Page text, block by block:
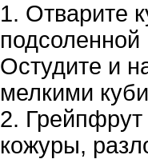
Отварите
подсоленной
Остудите и
мелкими
Грейпфрут
кожуры,